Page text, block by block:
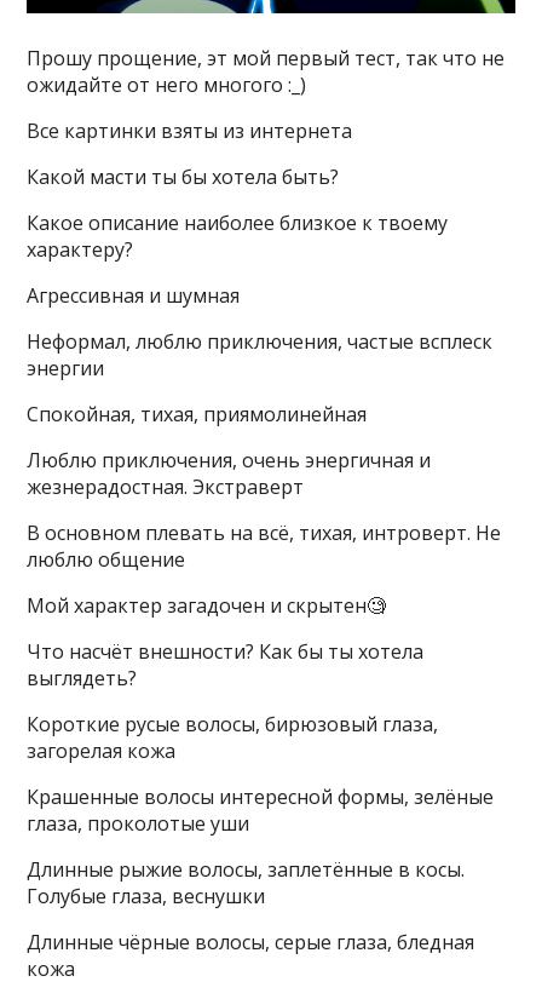
Прошу прощение, эт мой первый тест, так что не
ожидайте от него многого :_)
Все картинки взяты из интернета
Какой масти ты бы хотела быть?
Какое описание наиболее близкое к твоему
характеру?
Агрессивная и шумная
Неформал, люблю приключения, частые всплеск
энергии
Спокойная, тихая, приямолинейная
Люблю приключения, очень энергичная и
жезнерадостная. Экстраверт
В основном плевать на всё, тихая, интроверт. Не
люблю общение
Мой характер загадочен и скрытен🧐
Что насчёт внешности? Как бы ты хотела
выглядеть?
Короткие русые волосы, бирюзовый глаза,
загорелая кожа
Крашенные волосы интересной формы, зелёные
глаза, проколотые уши
Длинные рыжие волосы, заплетённые в косы.
Голубые глаза, веснушки
Длинные чёрные волосы, серые глаза, бледная
кожа